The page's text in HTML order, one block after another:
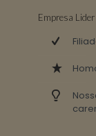
Empresa Lider